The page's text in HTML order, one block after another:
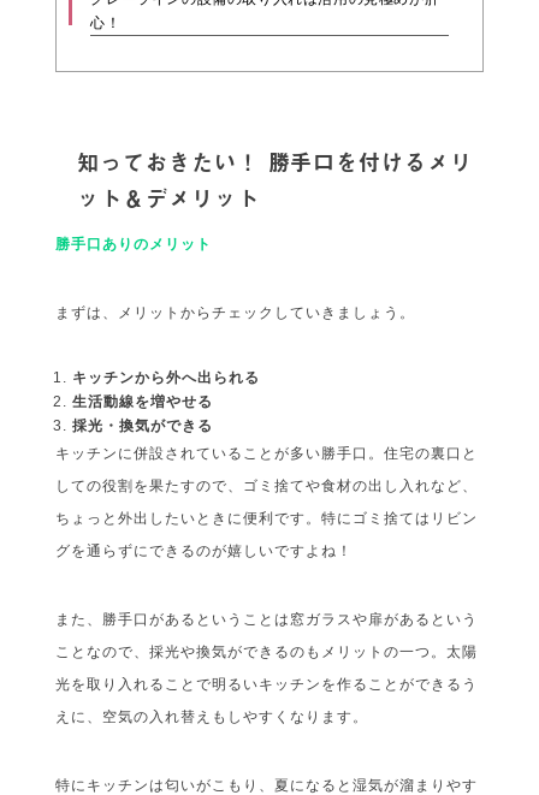
心！
知っておきたい！ 勝手口を付けるメリ
ット＆デメリット
勝手口ありのメリット
まずは、メリットからチェックしていきましょう。
キッチンから外へ出られる
生活動線を増やせる
採光・換気ができる
キッチンに併設されていることが多い勝手口。住宅の裏口と
しての役割を果たすので、ゴミ捨てや食材の出し入れなど、
ちょっと外出したいときに便利です。特にゴミ捨てはリビン
グを通らずにできるのが嬉しいですよね！
また、勝手口があるということは窓ガラスや扉があるという
ことなので、採光や換気ができるのもメリットの一つ。太陽
光を取り入れることで明るいキッチンを作ることができるう
えに、空気の入れ替えもしやすくなります。
特にキッチンは匂いがこもり、夏になると湿気が溜まりやす